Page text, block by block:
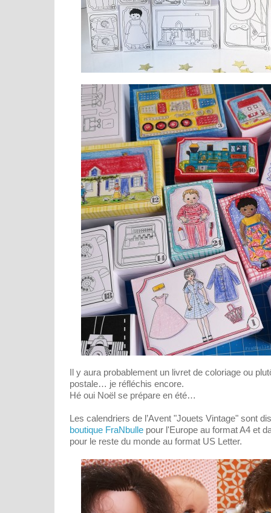
Il y aura probablement un livret de coloriage ou
postale… je réfléchis encore.
Hé oui Noël se prépare en été…
Les calendriers de l’Avent "Jouets Vintage" sont
boutique FraNbulle pour l'Europe au format A4 et
pour le reste du monde au format US Letter.